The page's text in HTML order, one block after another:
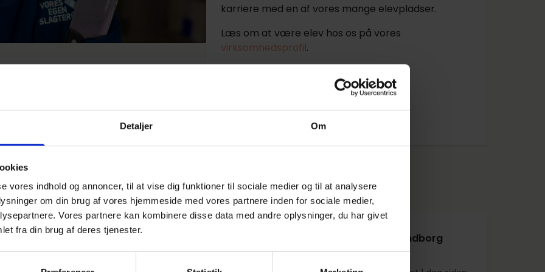
Detaljer Om
vores indhold og annoncer, til at vise dig funktioner til sociale medier og til at analysere
om din brug af vores hjemmeside med vores partnere inden for sociale medier,
Vores partnere kan kombinere disse data med andre oplysninger, du har givet
fra din brug af deres tjenester.
for madlavning og evnen til
som er for dig, der
kød, garniture og smagfulde
kommer til at
hos slagteren – det er fremtiden.
for at blive, så der bliver brug
mennesker sætter nemlig pris
karriere med en af vores mange elevpladser.
Læs om at være elev hos os på vores
virksomhedsprofil.
virksomheden
Gourmetslagterelev - kun 2 år - Svendborg